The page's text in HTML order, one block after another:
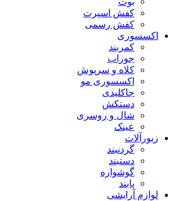
کفش اسپرت
کفش رسمی
اکسسوری
کمربند
جوراب
کلاه و سرپوش
اکسسوری مو
جاکلیدی
دستکش
شال و روسری
عینک
زیورآلات
گردنبند
دستبند
گوشواره
پابند
لوازم آرایشی